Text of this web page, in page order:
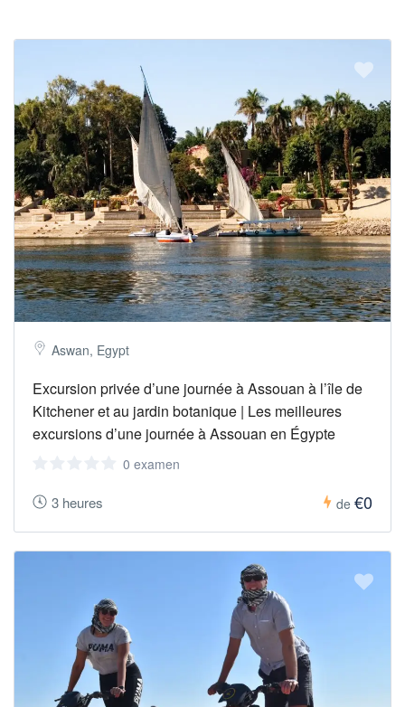
Aswan, Egypt
Excursion privée d’une journée à Assouan à l’île de
Kitchener et au jardin botanique | Les meilleures
excursions d’une journée à Assouan en Égypte
0 examen
3 heures de €0